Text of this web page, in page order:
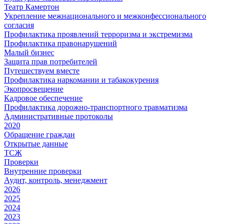
Театр Камертон
Укрепление межнационального и межконфессионального
согласия
Профилактика проявлений терроризма и экстремизма
Профилактика правонарушений
Малый бизнес
Защита прав потребителей
Путешествуем вместе
Профилактика наркомании и табакокурения
Экопросвещение
Кадровое обеспечение
Профилактика дорожно-транспортного травматизма
Административные протоколы
2020
Обращение граждан
Открытые данные
ТСЖ
Проверки
Внутренние проверки
Аудит, контроль, менеджмент
2026
2025
2024
2023